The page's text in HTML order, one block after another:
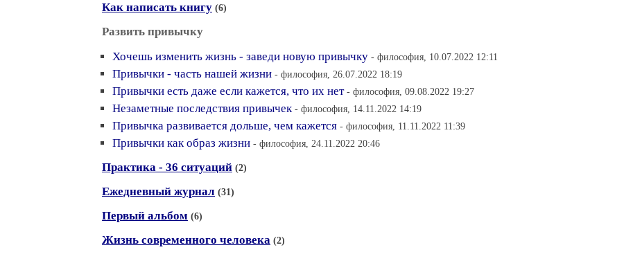
Как написать книгу (6)
Развить привычку
Хочешь изменить жизнь - заведи новую привычку - философия, 10.07.2022 12:11
Привычки - часть нашей жизни - философия, 26.07.2022 18:19
Привычки есть даже если кажется, что их нет - философия, 09.08.2022 19:27
Незаметные последствия привычек - философия, 14.11.2022 14:19
Привычка развивается дольше, чем кажется - философия, 11.11.2022 11:39
Привычки как образ жизни - философия, 24.11.2022 20:46
Практика - 36 ситуаций (2)
Ежедневный журнал (31)
Первый альбом (6)
Жизнь современного человека (2)